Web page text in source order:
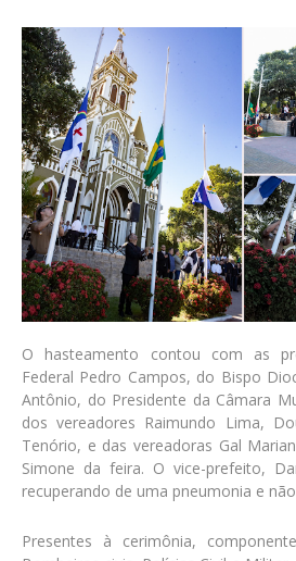
O hasteamento contou com as
Federal Pedro Campos, do Bispo
Antônio, do Presidente da Câmara
dos vereadores Raimundo Lima,
Tenório, e das vereadoras Gal
Simone da feira. O vice-prefeito,
recuperando de uma pneumonia e
Presentes à cerimônia,